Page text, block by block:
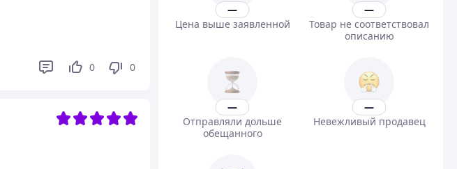
0 0
—
Цена выше заявленной
—
Товар не соответствовал
описанию
—
Отправляли дольше
обещанного
—
Невежливый продавец